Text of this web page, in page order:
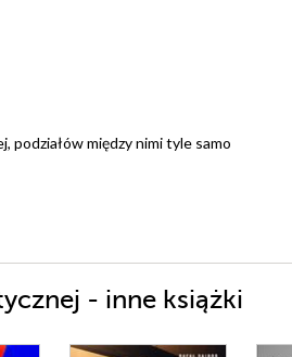
podziałów między nimi tyle samo
- inne książki